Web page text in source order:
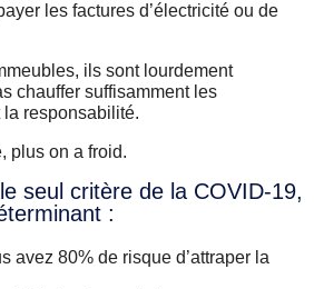
les factures d’électricité ou de
ils sont lourdement
chauffer suffisamment les
responsabilité.
plus on a froid.
seul critère de la COVID-19,
:
avez 80% de risque d’attraper la